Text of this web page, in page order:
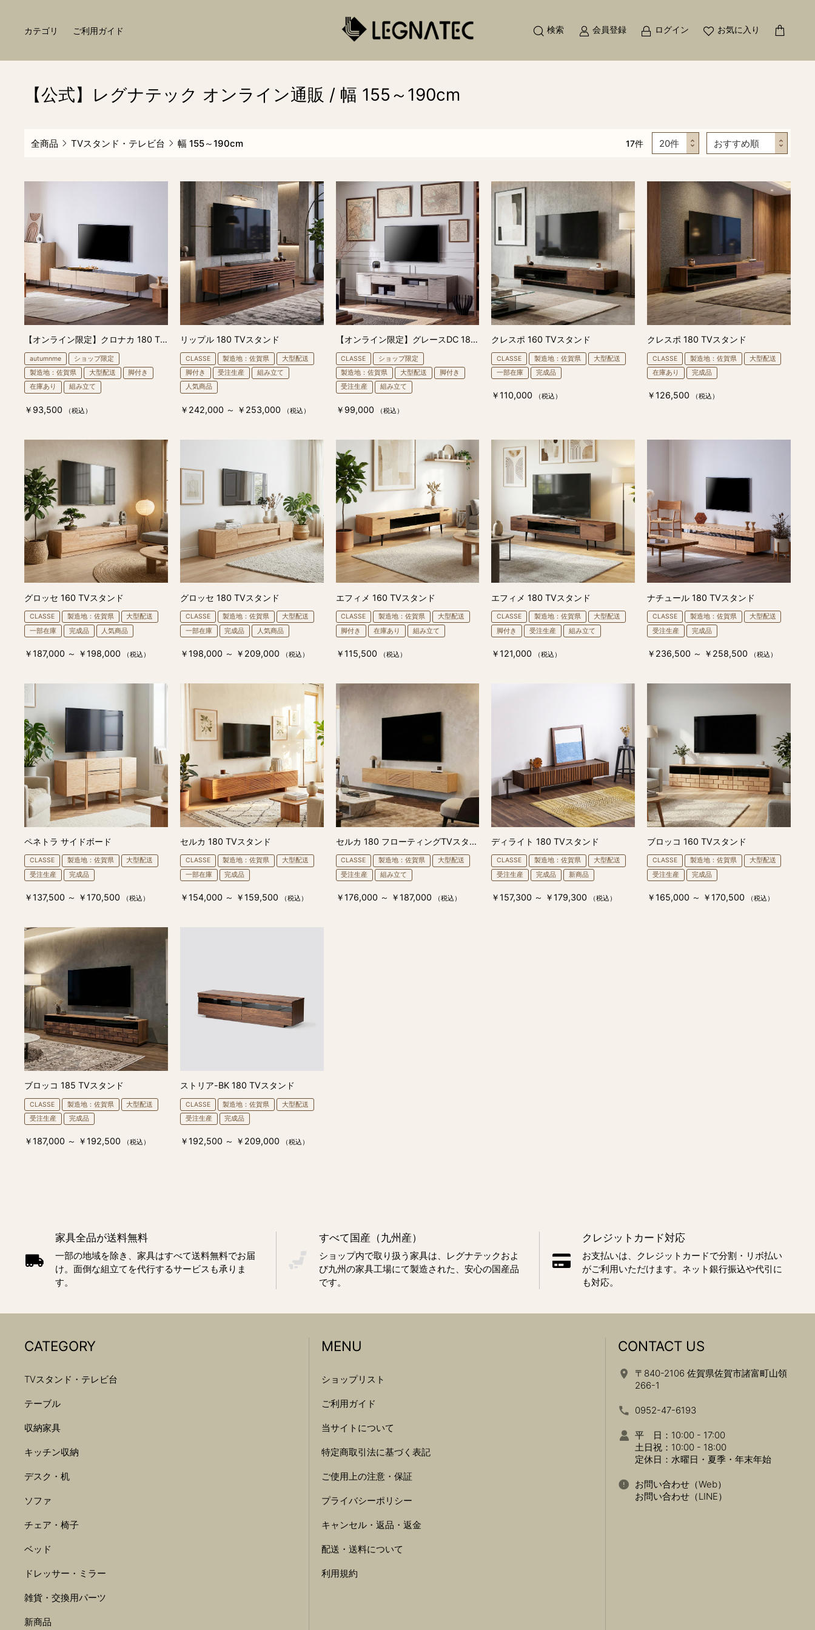
カテゴリ ご利用ガイド 検索 会員登録 ログイン お気に入り
【公式】レグナテック オンライン通販 / 幅 155～190cm
全商品 TVスタンド・テレビ台 幅 155～190cm 17件
【オンライン限定】クロナカ 180 TVスタンド
autumnme
ショップ限定
製造地：佐賀県
大型配送
脚付き
在庫あり
組み立て
￥93,500 （税込）
リップル 180 TVスタンド
CLASSE 製造地：佐賀県
大型配送
脚付き
受注生産
組み立て
人気商品
￥242,000 ～ ￥253,000 （税込）
【オンライン限定】グレースDC 180 TVスタンド
CLASSE
ショップ限定
製造地：佐賀県
大型配送
脚付き
受注生産
組み立て
￥99,000 （税込）
クレスポ 160 TVスタンド
CLASSE 製造地：佐賀県
大型配送
一部在庫
完成品
￥110,000 （税込）
クレスポ 180 TVスタンド
CLASSE 製造地：佐賀県
大型配送
在庫あり
完成品
￥126,500 （税込）
グロッセ 160 TVスタンド
CLASSE 製造地：佐賀県
大型配送
一部在庫
完成品 人気商品
￥187,000 ～ ￥198,000 （税込）
グロッセ 180 TVスタンド
CLASSE 製造地：佐賀県
大型配送
一部在庫
完成品 人気商品
￥198,000 ～ ￥209,000 （税込）
エフィメ 160 TVスタンド
CLASSE 製造地：佐賀県
大型配送
脚付き
在庫あり 組み立て
￥115,500 （税込）
エフィメ 180 TVスタンド
CLASSE 製造地：佐賀県
大型配送
脚付き
受注生産 組み立て
￥121,000 （税込）
ナチュール 180 TVスタンド
CLASSE 製造地：佐賀県
大型配送
受注生産
完成品
￥236,500 ～ ￥258,500 （税込）
ペネトラ サイドボード
CLASSE 製造地：佐賀県
大型配送
受注生産
完成品
￥137,500 ～ ￥170,500 （税込）
セルカ 180 TVスタンド
CLASSE 製造地：佐賀県
大型配送
一部在庫
完成品
￥154,000 ～ ￥159,500 （税込）
セルカ 180 フローティングTVスタンド
CLASSE 製造地：佐賀県
大型配送
受注生産
組み立て
￥176,000 ～ ￥187,000 （税込）
ディライト 180 TVスタンド
CLASSE 製造地：佐賀県
大型配送
受注生産
完成品 新商品
￥157,300 ～ ￥179,300 （税込）
ブロッコ 160 TVスタンド
CLASSE 製造地：佐賀県
大型配送
受注生産
完成品
￥165,000 ～ ￥170,500 （税込）
ブロッコ 185 TVスタンド
CLASSE 製造地：佐賀県
大型配送
受注生産
完成品
￥187,000 ～ ￥192,500 （税込）
ストリア-BK 180 TVスタンド
CLASSE 製造地：佐賀県
大型配送
受注生産
完成品
￥192,500 ～ ￥209,000 （税込）
家具全品が送料無料
一部の地域を除き、家具はすべて送料無料でお届
け。面倒な組立てを代行するサービスも承りま
す。
すべて国産（九州産）
ショップ内で取り扱う家具は、レグナテックおよ
び九州の家具工場にて製造された、安心の国産品
です。
クレジットカード対応
お支払いは、クレジットカードで分割・リボ払い
がご利用いただけます。ネット銀行振込や代引に
も対応。
CATEGORY
TVスタンド・テレビ台
テーブル
収納家具
キッチン収納
デスク・机
ソファ
チェア・椅子
ベッド
ドレッサー・ミラー
雑貨・交換用パーツ
新商品
MENU
ショップリスト
ご利用ガイド
当サイトについて
特定商取引法に基づく表記
ご使用上の注意・保証
プライバシーポリシー
キャンセル・返品・返金
配送・送料について
利用規約
CONTACT US
〒840-2106 佐賀県佐賀市諸富町山領
266-1
0952-47-6193
平 日：10:00 - 17:00
土日祝：10:00 - 18:00
定休日：水曜日・夏季・年末年始
お問い合わせ（Web）
お問い合わせ（LINE）